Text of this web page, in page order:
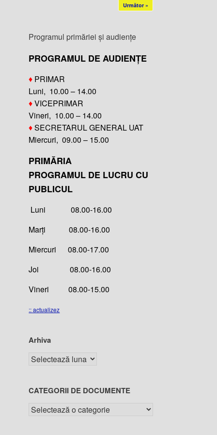
Următor »
Programul primăriei și audiențe
PROGRAMUL DE AUDIENȚE
♦ PRIMAR
Luni, 10.00 – 14.00
♦VICEPRIMAR
Vineri, 10.00 – 14.00
♦SECRETARUL GENERAL UAT
Miercuri, 09.00 – 15.00
PRIMĂRIA
PROGRAMUL DE LUCRU CU
PUBLICUL
Luni 08.00-16.00
Marți 08.00-16.00
Miercuri 08.00-17.00
Joi 08.00-16.00
Vineri 08.00-15.00
:: actualizez
Arhiva
CATEGORII DE DOCUMENTE